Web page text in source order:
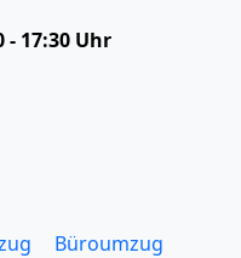
- 17:30 Uhr
Büroumzug